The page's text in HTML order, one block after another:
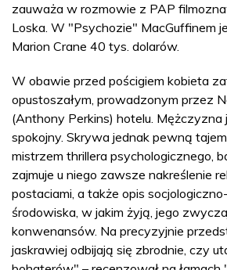
zauważa w rozmowie z PAP
Loska. W "Psychozie" MacGuffinem
Marion Crane 40 tys. dolarów.
W obawie przed pościgiem kobieta
opustoszałym, prowadzonym przez
(Anthony Perkins) hotelu. Mężczyzna
spokojny. Skrywa jednak pewną
mistrzem thrillera psychologicznego,
zajmuje u niego zawsze nakreślenie
postaciami, a także opis
środowiska, w jakim żyją, jego
konwenansów. Na precyzyjnie
jaskrawiej odbijają się zbrodnie, czy